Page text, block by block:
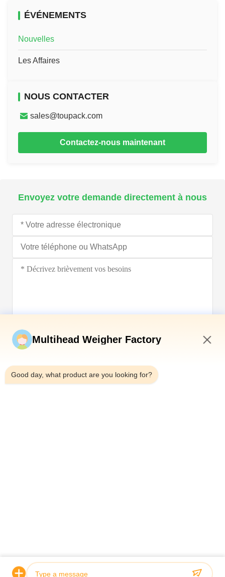
ÉVÉNEMENTS
Nouvelles
Les Affaires
NOUS CONTACTER
sales@toupack.com
Contactez-nous maintenant
Envoyez votre demande directement à nous
Politique de confidentialitéChine Bonne qualité Peseuse associative Le
fournisseur. 2020-2026 GUANGDONG TOUPACK INTELLIGENT
Multihead Weigher Factory
Good day, what product are you looking for?